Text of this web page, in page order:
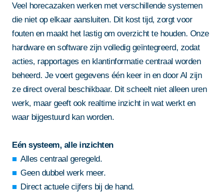
Veel horecazaken werken met verschillende systemen
die niet op elkaar aansluiten. Dit kost tijd, zorgt voor
fouten en maakt het lastig om overzicht te houden. Onze
hardware en software zijn volledig geïntegreerd, zodat
acties, rapportages en klantinformatie centraal worden
beheerd. Je voert gegevens één keer in en door AI zijn
ze direct overal beschikbaar. Dit scheelt niet alleen uren
werk, maar geeft ook realtime inzicht in wat werkt en
waar bijgestuurd kan worden.
Eén systeem, alle inzichten
Alles centraal geregeld.
Geen dubbel werk meer.
Direct actuele cijfers bij de hand.